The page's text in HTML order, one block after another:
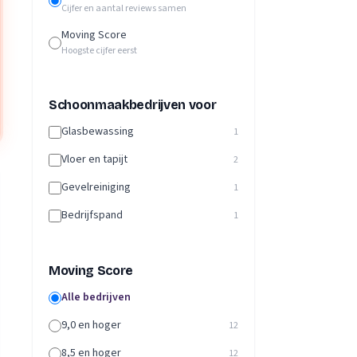
Cijfer en aantal reviews samen
Moving Score
Hoogste cijfer eerst
Schoonmaakbedrijven voor
Glasbewassing 1
Vloer en tapijt 2
Gevelreiniging 1
Bedrijfspand 1
Moving Score
Alle bedrijven
9,0 en hoger
12
8,5 en hoger 12